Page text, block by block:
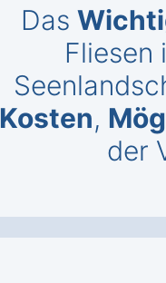
Das
Fliesen
Kosten,
der